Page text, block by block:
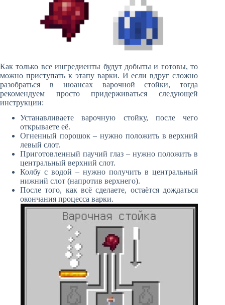
Как только все ингредиенты будут добыты и готовы, то
можно приступать к этапу варки. И если вдруг сложно
разобраться в нюансах варочной стойки, тогда
рекомендуем просто придерживаться следующей
инструкции:
Устанавливаете варочную стойку, после чего
открываете её.
Огненный порошок – нужно положить в верхний
левый слот.
Приготовленный паучий глаз – нужно положить в
центральный верхний слот.
Колбу с водой – нужно получить в центральный
нижний слот (напротив верхнего).
После того, как всё сделаете, остаётся дождаться
окончания процесса варки.